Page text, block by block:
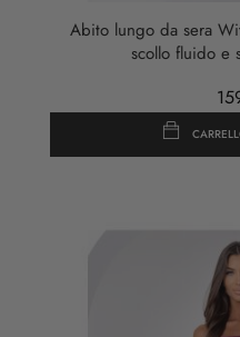
Abito lungo da sera
scollo fluido e